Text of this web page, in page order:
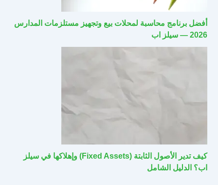
أفضل برنامج محاسبة لمحلات بيع وتجهيز مستلزمات المدارس
2026 — سيلز اب
كيف تدير الأصول الثابتة (Fixed Assets) وإهلاكها في سيلز
اب؟ الدليل الشامل